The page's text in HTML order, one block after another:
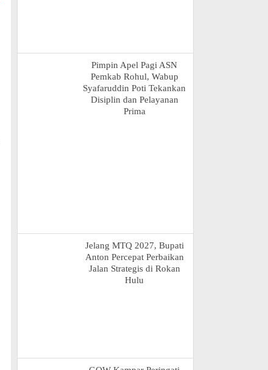
Pimpin Apel Pagi ASN
Pemkab Rohul, Wabup
Syafaruddin Poti Tekankan
Disiplin dan Pelayanan
Prima
Jelang MTQ 2027, Bupati
Anton Percepat Perbaikan
Jalan Strategis di Rokan
Hulu